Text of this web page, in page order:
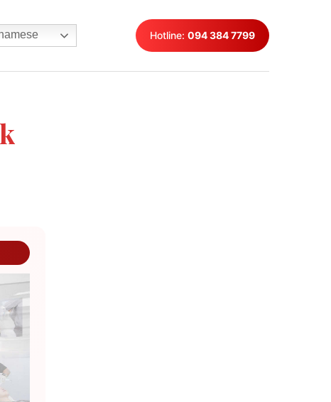
Hotline: 094 384 7799